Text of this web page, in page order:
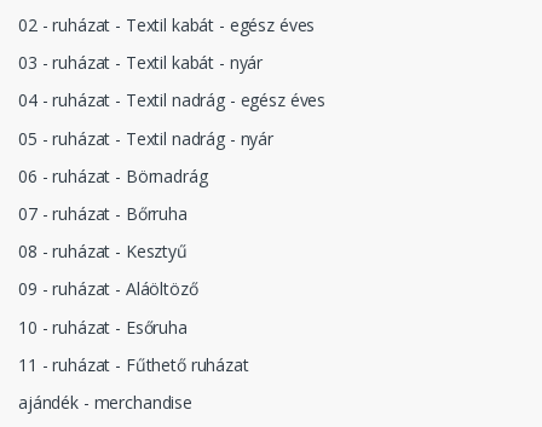
02 - ruházat - Textil kabát - egész éves
03 - ruházat - Textil kabát - nyár
04 - ruházat - Textil nadrág - egész éves
05 - ruházat - Textil nadrág - nyár
06 - ruházat - Börnadrág
07 - ruházat - Bőrruha
08 - ruházat - Kesztyű
09 - ruházat - Aláöltöző
10 - ruházat - Esőruha
11 - ruházat - Fűthető ruházat
ajándék - merchandise